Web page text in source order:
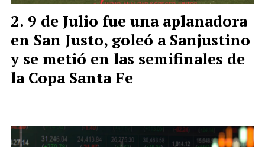
9 de Julio fue una aplanadora
en San Justo, goleó a Sanjustino
y se metió en las semifinales de
la Copa Santa Fe